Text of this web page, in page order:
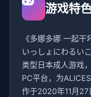
游戏特
《多娜多娜 一起
いっしょにわるい
类型日本成人游戏
PC平台，为
作于2020年11月